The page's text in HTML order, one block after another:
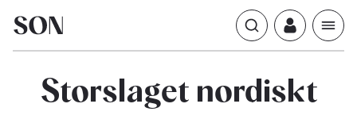
Storslaget nordiskt